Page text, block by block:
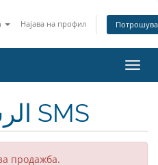
Најава на профил
ја
الرسائل القصيرة SMS
продажба.